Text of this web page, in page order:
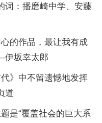
词：播磨崎中学、安藤
的作品，最让我有成
伊坂幸太郎
》中不留遗憾地发挥
道
是“覆盖社会的巨大系